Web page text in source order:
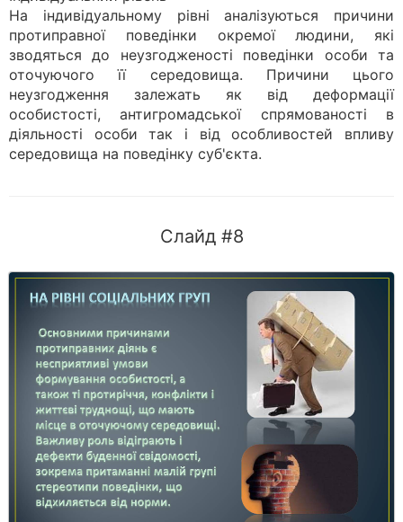
На індивідуальному рівні аналізуються причини
протиправної поведінки окремої людини, які
зводяться до неузгодженості поведінки особи та
оточуючого її середовища. Причини цього
неузгодження залежать як від деформації
особистості, антигромадської спрямованості в
діяльності особи так і від особливостей впливу
середовища на поведінку суб'єкта.
Слайд #8